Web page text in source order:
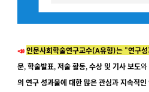
📣 인문사회학술연구교수(A유형)는 "연구
문,학술발표,저술 활동,수상 및 기사 보도와
의 연구 성과물에 대한 많은 관심과 지속적인